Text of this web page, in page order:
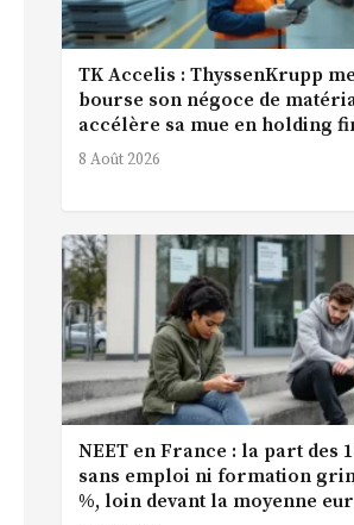
TK Accelis : ThyssenKrupp
bourse son négoce de
accélère sa mue en holding
8 Août 2026
NEET en France : la part des
sans emploi ni formation
%, loin devant la moyenne